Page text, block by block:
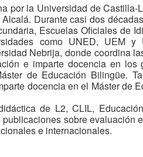
por la Universidad de Castilla-
Durante casi dos
Escuelas Oficiales de
como UNED, UEM y
Nebrija, donde coordina
e imparte docencia en los
de Educación Bilingüe.
docencia en el Máster de
de L2, CLIL,
sobre evaluación
e internacionales.